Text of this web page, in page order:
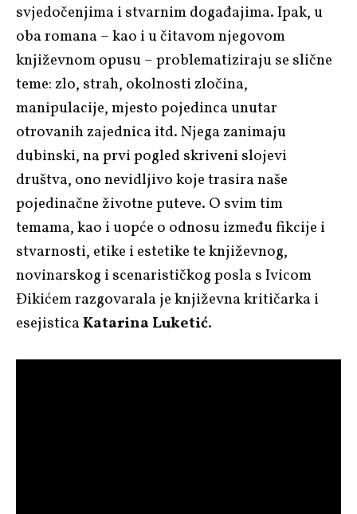
svjedočenjima i stvarnim događajima. Ipak, u
oba romana – kao i u čitavom njegovom
književnom opusu – problematiziraju se slične
teme: zlo, strah, okolnosti zločina,
manipulacije, mjesto pojedinca unutar
otrovanih zajednica itd. Njega zanimaju
dubinski, na prvi pogled skriveni slojevi
društva, ono nevidljivo koje trasira naše
pojedinačne životne puteve. O svim tim
temama, kao i uopće o odnosu između fikcije i
stvarnosti, etike i estetike te književnog,
novinarskog i scenarističkog posla s Ivicom
Đikićem razgovarala je književna kritičarka i
esejisticaKatarina Luketić.